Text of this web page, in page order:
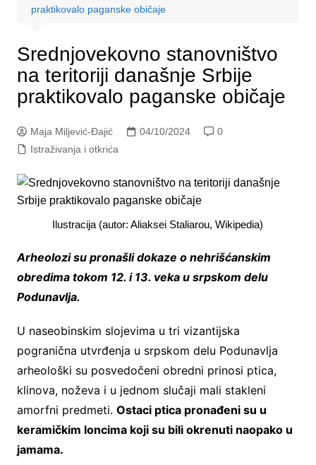
praktikovalo paganske običaje
Srednjovekovno stanovništvo
na teritoriji današnje Srbije
praktikovalo paganske običaje
Maja Miljević-Đajić 04/10/2024
0
Istraživanja i otkrića
Ilustracija (autor: Aliaksei Staliarou, Wikipedia)
Arheolozi su pronašli dokaze o nehrišćanskim
obredima tokom 12. i 13. veka u srpskom delu
Podunavlja.
U naseobinskim slojevima u tri vizantijska
pogranična utvrđenja u srpskom delu Podunavlja
arheološki su posvedočeni obredni prinosi ptica,
klinova, noževa i u jednom slučaji mali stakleni
amorfni predmeti. Ostaci ptica pronađeni su u
keramičkim loncima koji su bili okrenuti naopako u
jamama.